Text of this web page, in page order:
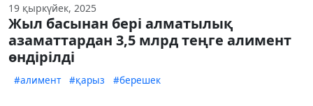
19 қыркүйек, 2025
Жыл басынан бері алматылық
азаматтардан 3,5 млрд теңге алимент
өндірілді
#алимент #қарыз #берешек